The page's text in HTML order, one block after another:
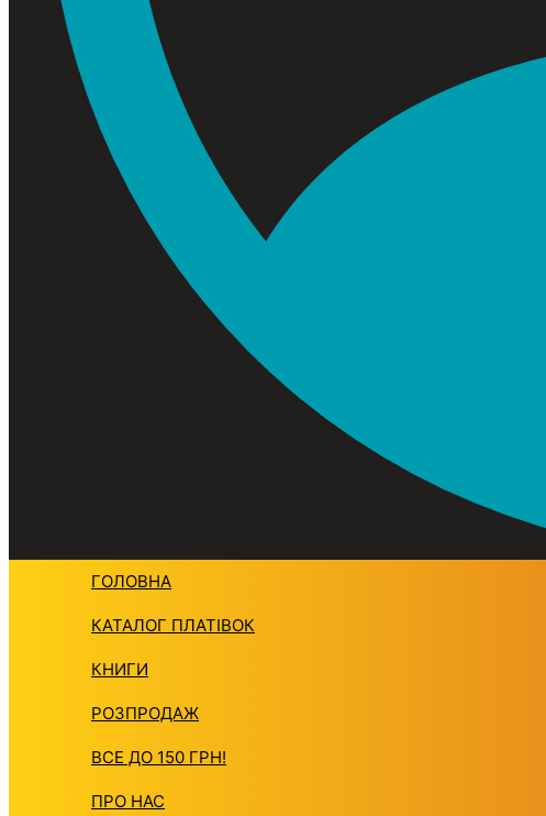
ГОЛОВНА
КАТАЛОГ ПЛАТIВОК
КНИГИ
РОЗПРОДАЖ
ВСЕ ДО 150 ГРН!
ПРО НАС